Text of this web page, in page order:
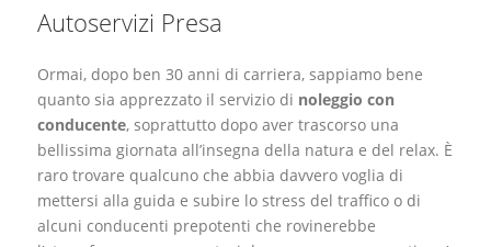
Autoservizi Presa
Ormai, dopo ben 30 anni di carriera, sappiamo bene
quanto sia apprezzato il servizio di noleggio con
conducente, soprattutto dopo aver trascorso una
bellissima giornata all’insegna della natura e del relax. È
raro trovare qualcuno che abbia davvero voglia di
mettersi alla guida e subire lo stress del traffico o di
alcuni conducenti prepotenti che rovinerebbe